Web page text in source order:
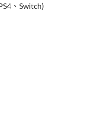
、Switch)